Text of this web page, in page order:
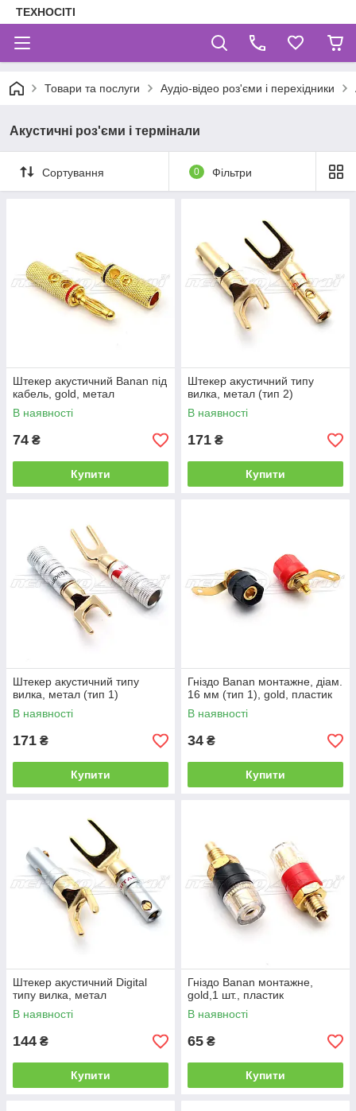
ТЕХНОСІТІ
Товари та послуги Аудіо-відео роз'єми і перехідники
Акустичні роз'єми і термінали
Сортування 0 Фільтри
Штекер акустичний Banan під
кабель, gold, метал
В наявності
74 ₴
Купити
Штекер акустичний типу
вилка, метал (тип 2)
В наявності
171 ₴
Купити
Штекер акустичний типу
вилка, метал (тип 1)
В наявності
171 ₴
Купити
Гніздо Banan монтажне, діам.
16 мм (тип 1), gold, пластик
В наявності
34 ₴
Купити
Штекер акустичний Digital
типу вилка, метал
В наявності
144 ₴
Купити
Гніздо Banan монтажне,
gold,1 шт., пластик
В наявності
65 ₴
Купити